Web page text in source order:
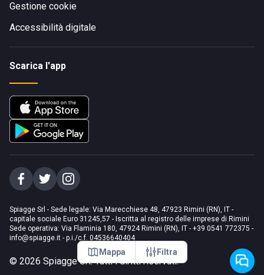
Mappa Filtra
Gestione cookie
Accessibilità digitale
Scarica l'app
Spiagge Srl - Sede legale: Via Marecchiese 48, 47923 Rimini (RN), IT -
capitale sociale Euro 31245,57 - Iscritta al registro delle imprese di Rimini
Sede operativa: Via Flaminia 180, 47924 Rimini (RN), IT - +39 0541 772375 -
info@spiagge.it - p.i./c.f. 04536640404
© 2026 Spiagge Srl. Tutti i diritti riservati.